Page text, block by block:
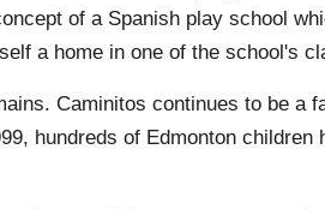
of a Spanish play school
a home in one of the school's
Caminitos continues to be a
hundreds of Edmonton children